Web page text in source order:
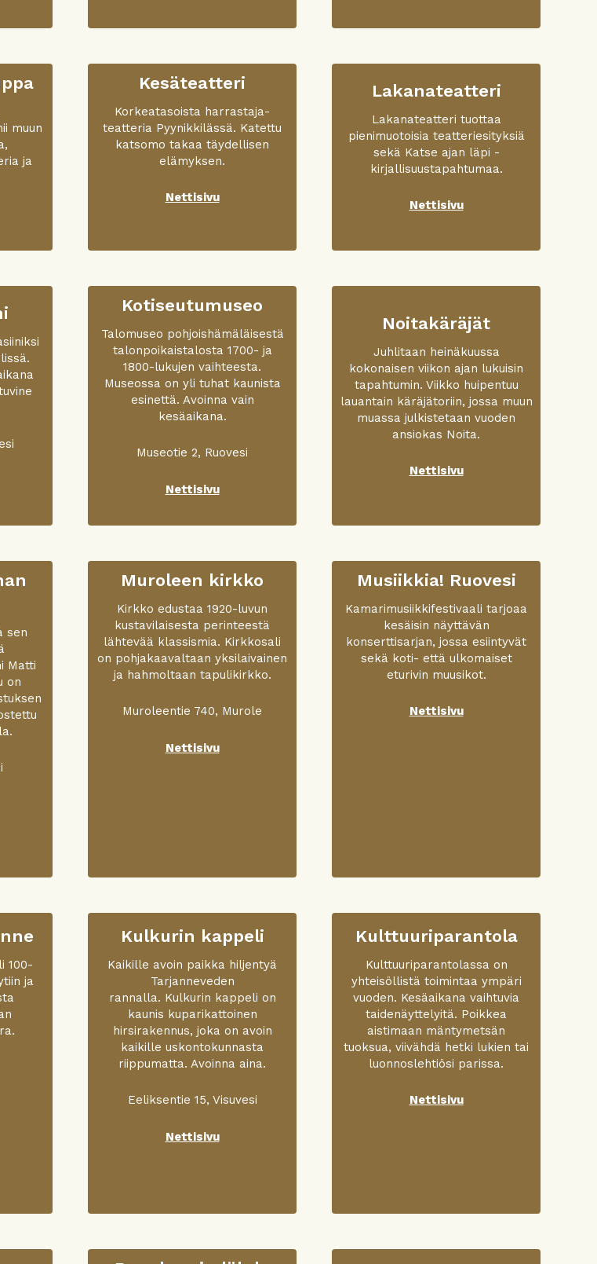
muun
ja
Kesäteatteri
Korkea­tasoista harrastaja­
teatteria Pyynikkilässä. Katettu
katsomo takaa täydellisen
elämyksen.
Nettisivu
Lakanateatteri
Lakanateatteri tuottaa
pienimuotoisia teatteriesityksiä
sekä Katse ajan läpi -
kirjallisuustapahtumaa.
Nettisivu
Kotiseutumuseo
Talomuseo pohjoishämäläisestä
talonpoikaistalosta 1700- ja
1800-lukujen vaihteesta.
Museossa on yli tuhat kaunista
esinettä. Avoinna vain
kesäaikana.
Museotie 2, Ruovesi
Nettisivu
Noitakäräjät
Juhlitaan heinäkuussa
kokonaisen viikon ajan lukuisin
tapahtumin. Viikko huipentuu
lauantain käräjätoriin, jossa muun
muassa julkistetaan vuoden
ansiokas Noita.
Nettisivu
sen
Matti
on
Muroleen kirkko
Kirkko edustaa 1920-luvun
kustavilaisesta perinteestä
lähtevää klassismia. Kirkkosali
on pohjakaavaltaan yksilaivainen
ja hahmoltaan tapulikirkko.
Muroleentie 740, Murole
Nettisivu
Musiikkia! Ruovesi
Kamarimusiikkifestivaali tarjoaa
kesäisin näyttävän
konserttisarjan, jossa esiintyvät
sekä koti- että ulkomaiset
eturivin muusikot.
Nettisivu
100-
ja
Kulkurin kappeli
Kaikille avoin paikka hiljentyä
Tarjanneveden
rannalla. Kulkurin kappeli on
kaunis kuparikattoinen
hirsirakennus, joka on avoin
kaikille uskontokunnasta
riippumatta. Avoinna aina.
Eeliksentie 15, Visuvesi
Nettisivu
Kulttuuriparantola
Kulttuuriparantolassa on
yhteisöllistä toimintaa ympäri
vuoden. Kesäaikana vaihtuvia
taidenäyttelyitä. Poikkea
aistimaan mäntymetsän
tuoksua, viivähdä hetki lukien tai
luonnoslehtiösi parissa.
Nettisivu